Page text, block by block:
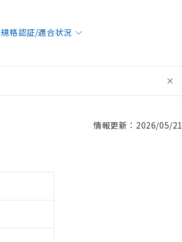
規格認証/適合状況
情報更新：2026/05/21